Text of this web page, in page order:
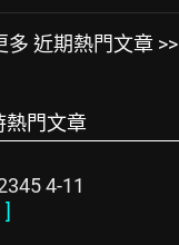
多 近期熱門文章 >>
熱門文章
4-11
]